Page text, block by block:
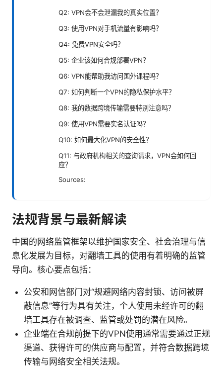
Q2: VPN会不会泄漏我的真实位置？
Q3: 使用VPN对手机流量有影响吗？
Q4: 免费VPN安全吗？
Q5: 企业该如何合规部署VPN？
Q6: VPN能帮助我访问国外课程吗？
Q7: 如何判断一个VPN的隐私保护水平？
Q8: 我的数据跨境传输需要特别注意吗？
Q9: 使用VPN需要实名认证吗？
Q10: 如何最大化VPN的安全性？
Q11: 与政府机构相关的查询请求，VPN会如何回
应？
Sources:
法规背景与最新解读
中国的网络监管框架以维护国家安全、社会治理与信
息化发展为目标，对翻墙工具的使用有着明确的监管
导向。核心要点包括：
公安和网信部门对“规避网络内容封锁、访问被屏
蔽信息”等行为具有关注，个人使用未经许可的翻
墙工具存在被调查、监管或处罚的潜在风险。
企业端在合规前提下的VPN使用通常需要通过正规
渠道、获得许可的供应商与配置，并符合数据跨境
传输与网络安全相关法规。